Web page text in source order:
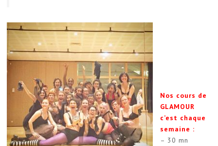
Nos cours de
GLAMOUR
c’est chaque
semaine :
– 30 mn